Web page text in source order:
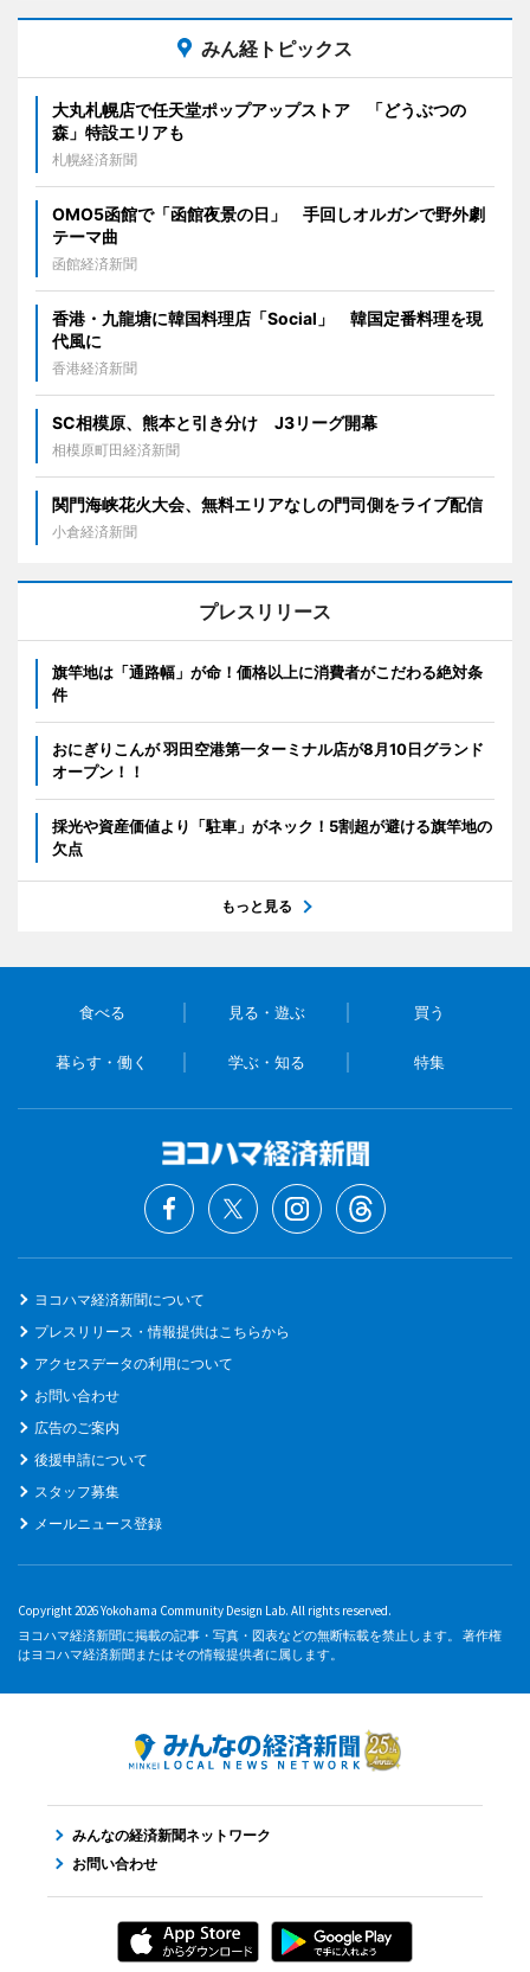
みん経トピックス
大丸札幌店で任天堂ポップアップストア 「どうぶつの
森」特設エリアも
札幌経済新聞
OMO5函館で「函館夜景の日」 手回しオルガンで野外劇
テーマ曲
函館経済新聞
香港・九龍塘に韓国料理店「Social」 韓国定番料理を現
代風に
香港経済新聞
SC相模原、熊本と引き分け J3リーグ開幕
相模原町田経済新聞
関門海峡花火大会、無料エリアなしの門司側をライブ配信
小倉経済新聞
プレスリリース
旗竿地は「通路幅」が命！価格以上に消費者がこだわる絶対条
件
おにぎりこんが 羽田空港第一ターミナル店が8月10日グランド
オープン！！
採光や資産価値より「駐車」がネック！5割超が避ける旗竿地の
欠点
もっと見る
食べる 見る・遊ぶ 買う
暮らす・働く 学ぶ・知る 特集
ヨコハマ経済新聞について
プレスリリース・情報提供はこちらから
アクセスデータの利用について
お問い合わせ
広告のご案内
後援申請について
スタッフ募集
メールニュース登録
Copyright 2026 Yokohama Community Design Lab. All rights reserved.
ヨコハマ経済新聞に掲載の記事・写真・図表などの無断転載を禁止します。 著作権
はヨコハマ経済新聞またはその情報提供者に属します。
みんなの経済新聞ネットワーク
お問い合わせ